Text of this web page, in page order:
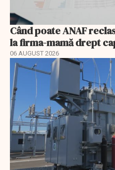
Când poate ANAF
la firma-mamă drept
06 AUGUST 2026